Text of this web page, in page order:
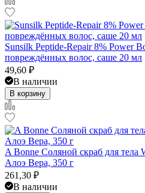
Sunsilk Peptide-Repair 8% Power
повреждённых волос, саше 20 мл
49,60 ₽
В наличии
В корзину
A Bonne Соляной скраб для
Алоэ Вера, 350 г
261,30 ₽
В наличии